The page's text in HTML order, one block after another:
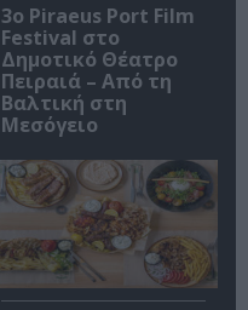
3o Piraeus Port Film
Festival στο
Δημοτικό Θέατρο
Πειραιά – Από τη
Βαλτική στη
Μεσόγειο